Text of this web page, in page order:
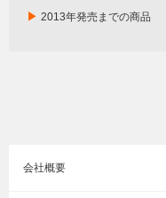
▶ 2013年発売までの商品
会社概要